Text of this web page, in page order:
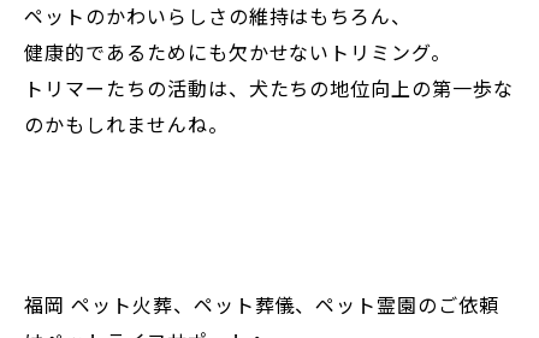
ペットのかわいらしさの維持はもちろん、
健康的であるためにも欠かせないトリミング。
トリマーたちの活動は、犬たちの地位向上の第一歩な
のかもしれませんね。
福岡 ペット火葬、ペット葬儀、ペット霊園のご依頼